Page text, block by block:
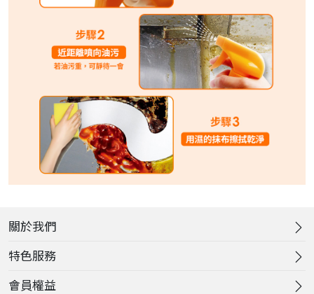
關於我們
特色服務
會員權益